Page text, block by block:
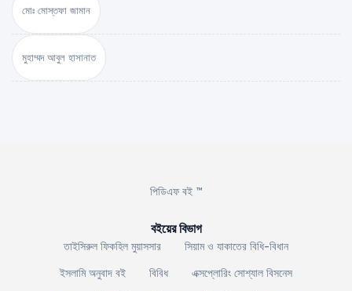
মোঃ মোস্তফা জামান
মুহাম্মদ আবুল হাসানাত
পিডিএফ বই ™
বইয়ের বিভাগ
তাইসিরুল ফিকহিল মুয়াসসার
সিয়াম ও যাকাতের বিধি-বিধান
ইসলামি অনুবাদ বই
বিবিধ
এক্সপ্লোরিং সোশ্যাল বিসনেস